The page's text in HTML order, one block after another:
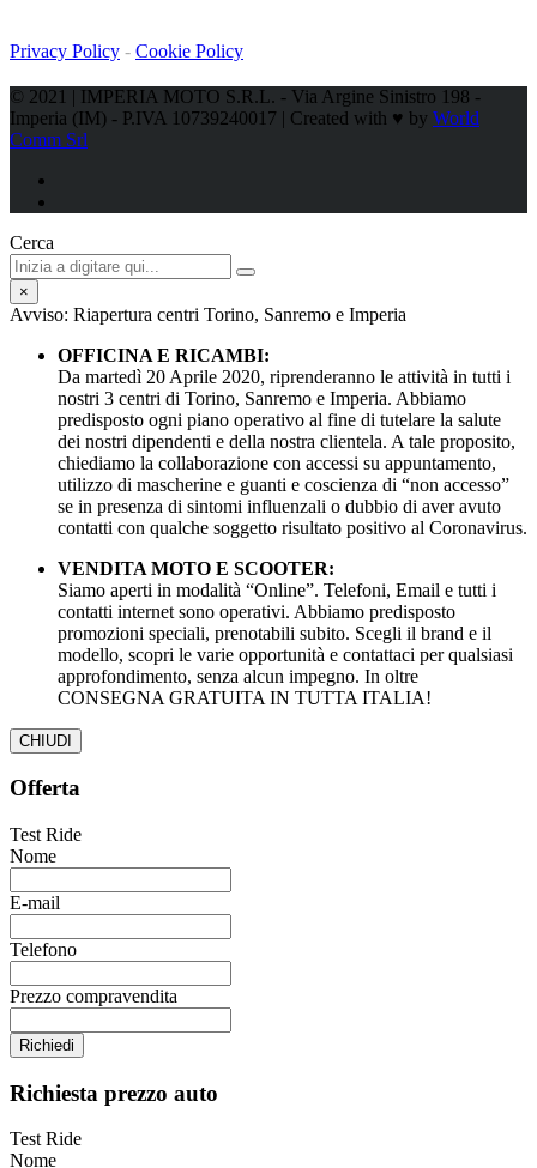
Privacy Policy - Cookie Policy
© 2021 | IMPERIA MOTO S.R.L. - Via Argine Sinistro 198 -
Imperia (IM) - P.IVA 10739240017 | Created with ♥ by World
Comm Srl
Cerca
×
Avviso: Riapertura centri Torino, Sanremo e Imperia
OFFICINA E RICAMBI:
Da martedì 20 Aprile 2020, riprenderanno le attività in tutti i
nostri 3 centri di Torino, Sanremo e Imperia. Abbiamo
predisposto ogni piano operativo al fine di tutelare la salute
dei nostri dipendenti e della nostra clientela. A tale proposito,
chiediamo la collaborazione con accessi su appuntamento,
utilizzo di mascherine e guanti e coscienza di “non accesso”
se in presenza di sintomi influenzali o dubbio di aver avuto
contatti con qualche soggetto risultato positivo al Coronavirus.
VENDITA MOTO E SCOOTER:
Siamo aperti in modalità “Online”. Telefoni, Email e tutti i
contatti internet sono operativi. Abbiamo predisposto
promozioni speciali, prenotabili subito. Scegli il brand e il
modello, scopri le varie opportunità e contattaci per qualsiasi
approfondimento, senza alcun impegno. In oltre
CONSEGNA GRATUITA IN TUTTA ITALIA!
CHIUDI
Offerta
Test Ride
Nome
E-mail
Telefono
Prezzo compravendita
Richiedi
Richiesta prezzo auto
Test Ride
Nome